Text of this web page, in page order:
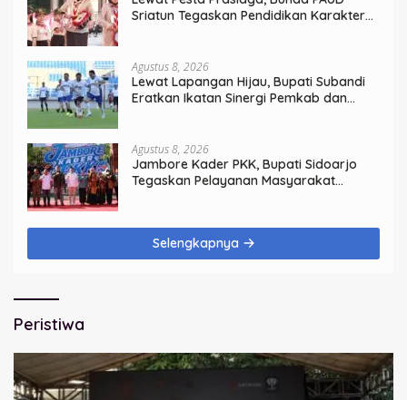
Sriatun Tegaskan Pendidikan Karakter
Agustus 8, 2026
Lewat Lapangan Hijau, Bupati Subandi
Eratkan Ikatan Sinergi Pemkab dan
Agustus 8, 2026
Jambore Kader PKK, Bupati Sidoarjo
Tegaskan Pelayanan Masyarakat
Selengkapnya
Peristiwa